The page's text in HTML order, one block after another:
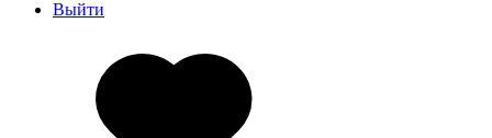
Выйти